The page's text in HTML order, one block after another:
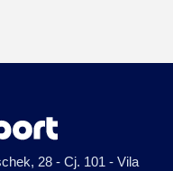
28 - Cj. 101 - Vila